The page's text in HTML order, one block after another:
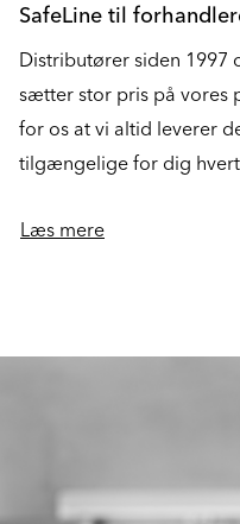
SafeLine til
Distributører siden 1997
sætter stor pris på vores
for os at vi altid leverer
tilgængelige for dig
Læs mere